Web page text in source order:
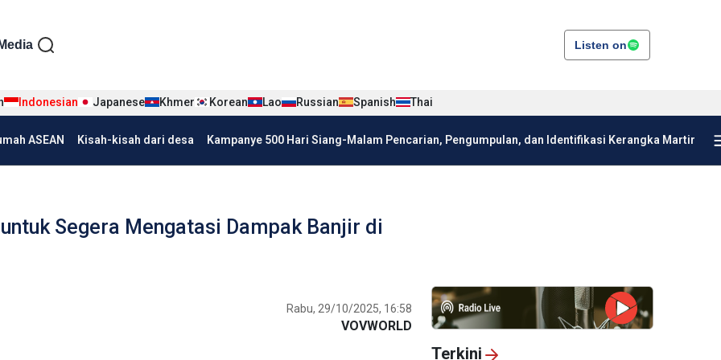
tiếng Indo
Media Listen on
Indonesian Japanese Khmer Korean Lao Russian Spanish Thai
ASEAN Kisah-kisah dari desa Kampanye 500 Hari Siang-Malam Pencarian, Pengumpulan, dan Identifikasi Kerangka Martir
Segera Mengatasi Dampak Banjir di
Rabu, 29/10/2025, 16:58
VOVWORLD
Terkini